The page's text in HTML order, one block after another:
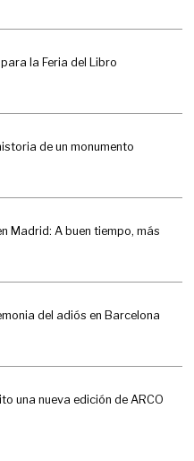
la Feria del Libro
de un monumento
Madrid: A buen tiempo, más
del adiós en Barcelona
una nueva edición de ARCO